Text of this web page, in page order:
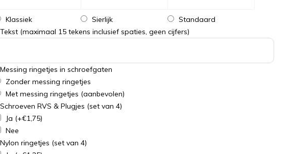
Klassiek Sierlijk
Standaard
Tekst (maximaal 15 tekens inclusief spaties, geen cijfers)
Messing ringetjes in schroefgaten
Zonder messing ringetjes
Met messing ringetjes (aanbevolen)
Schroeven RVS & Plugjes (set van 4)
Ja (+€1,75)
Nee
Nylon ringetjes (set van 4)